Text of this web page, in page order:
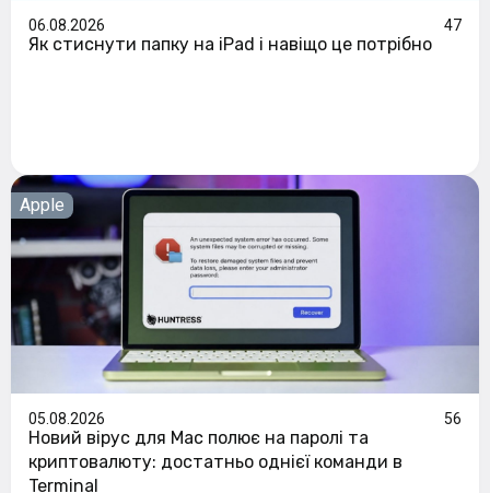
06.08.2026 47
Як стиснути папку на iPad і навіщо це потрібно
Apple
05.08.2026 56
Новий вірус для Mac полює на паролі та
криптовалюту: достатньо однієї команди в
Terminal